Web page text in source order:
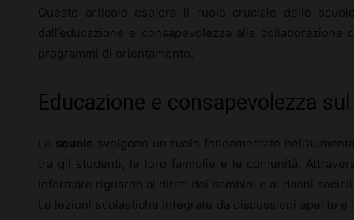
Questo articolo esplora il ruolo cruciale delle
dall’educazione e consapevolezza alla
programmi di orientamento.
Educazione e consapevolezza
Le scuole svolgono un ruolo fondamentale
tra gli studenti, le loro famiglie e le comunità.
informare riguardo ai diritti dei bambini e ai danni
Le lezioni scolastiche integrate da discussioni aperte